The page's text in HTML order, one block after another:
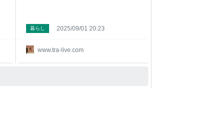
www.tra-live.com
暮らし 2025/09/01 20:23